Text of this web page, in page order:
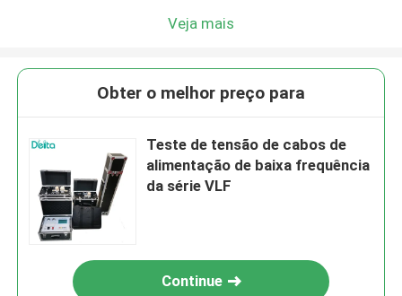
Veja mais
Obter o melhor preço para
Teste de tensão de cabos de
alimentação de baixa frequência
da série VLF
Continue